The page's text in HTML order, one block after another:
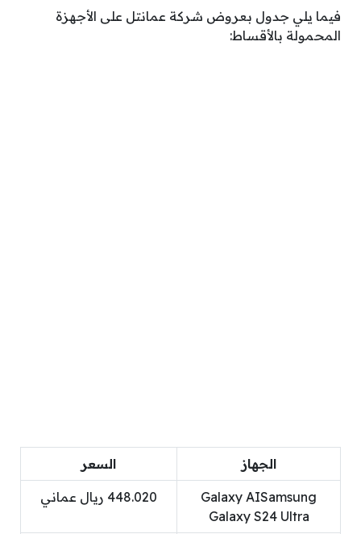
فيما يلي جدول بعروض شركة عمانتل على الأجهزة
المحمولة بالأقساط:
الجهاز السعر
Galaxy AISamsung
Galaxy S24 Ultra
448.020 ريال عماني